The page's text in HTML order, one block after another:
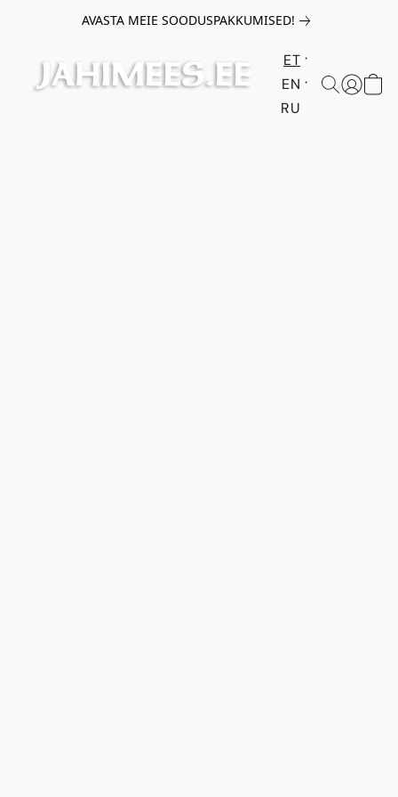
AVASTA MEIE SOODUSPAKKUMISED!
ET
EN
RU